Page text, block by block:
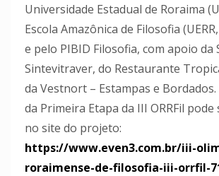
Universidade Estadual de Roraima
Escola Amazônica de Filosofia (UERR,
e pelo PIBID Filosofia, com apoio da
Sintevitraver, do Restaurante
da Vestnort – Estampas e Bordados.
da Primeira Etapa da III ORRFil
no site do projeto:
https://www.even3.com.br/iii-
roraimense-de-filosofia-iii-orrfil-